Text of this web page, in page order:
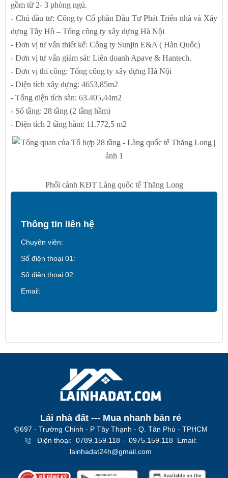
gồm từ 2- 3 phòng ngủ.
- Chủ đầu tư: Công ty Cổ phần Đầu Tư Phát Triển nhà và Xây
dựng Tây Hồ – Tổng công ty xây dựng Hà Nội
- Đơn vị tư vấn thiết kế: Công ty Sunjin E&A ( Hàn Quốc)
- Đơn vị tư vấn giám sát: Liên doanh Apave & Hantech.
- Đơn vị thi công: Tổng công ty xây dựng Hà Nội
- Diện tích xây dựng: 4653,85m2
- Tổng diện tích sàn: 63.405,44m2
- Số tầng: 28 tầng (2 tầng hầm)
- Diện tích 2 tầng hầm: 11.772,5 m2
Phối cảnh KĐT Làng quốc tế Thăng Long
Thông tin liên hệ
Chuyên viên:
Số điện thoại 01:
Số điện thoại 02:
Email:
Lái nhà đất --- Mua nhanh bán rẻ​
697 - Trường Chinh - P Tây Thạnh - Q. Tân Phú - TPHCM
Địện thoại: 0789.159.118 - 0975.159.118 Email:
lainhadat24h@gmail.com